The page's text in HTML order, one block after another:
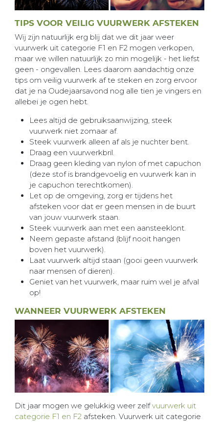
TIPS VOOR VEILIG VUURWERK AFSTEKEN
Wij zijn natuurlijk erg blij dat we dit jaar weer
vuurwerk uit categorie F1 en F2 mogen verkopen,
maar we willen natuurlijk zo min mogelijk - het liefst
geen - ongevallen. Lees daarom aandachtig onze
tips om veilig vuurwerk af te steken en zorg ervoor
dat je na Oudejaarsavond nog alle tien je vingers en
allebei je ogen hebt.
Lees altijd de gebruiksaanwijzing, steek
vuurwerk niet zomaar af.
Steek vuurwerk alleen af als je nuchter bent.
Draag een vuurwerkbril.
Draag geen kleding van nylon of met capuchon
(deze stof is brandgevoelig en vuurwerk kan in
je capuchon terechtkomen).
Let op de omgeving, zorg er tijdens het
afsteken voor dat er geen mensen in de buurt
van jouw vuurwerk staan.
Steek vuurwerk aan met een aansteeklont.
Neem gepaste afstand (blijf nooit hangen
boven het vuurwerk).
Laat vuurwerk altijd staan (gooi geen vuurwerk
naar mensen of dieren).
Geniet van het vuurwerk, maar ruim wel je afval
op!
WANNEER VUURWERK AFSTEKEN
Dit jaar mogen we gelukkig weer zelfvuurwerk uit
categorie F1 en F2 afsteken. Vuurwerk uit categorie